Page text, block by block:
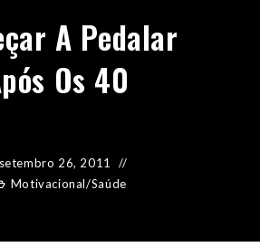
A Pedalar
Os 40
setembro 26, 2011
Motivacional/Saúde